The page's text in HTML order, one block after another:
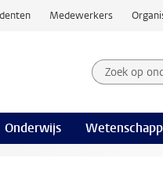
Medewerkers
Zoek op
Zoekterm
Onderwijs